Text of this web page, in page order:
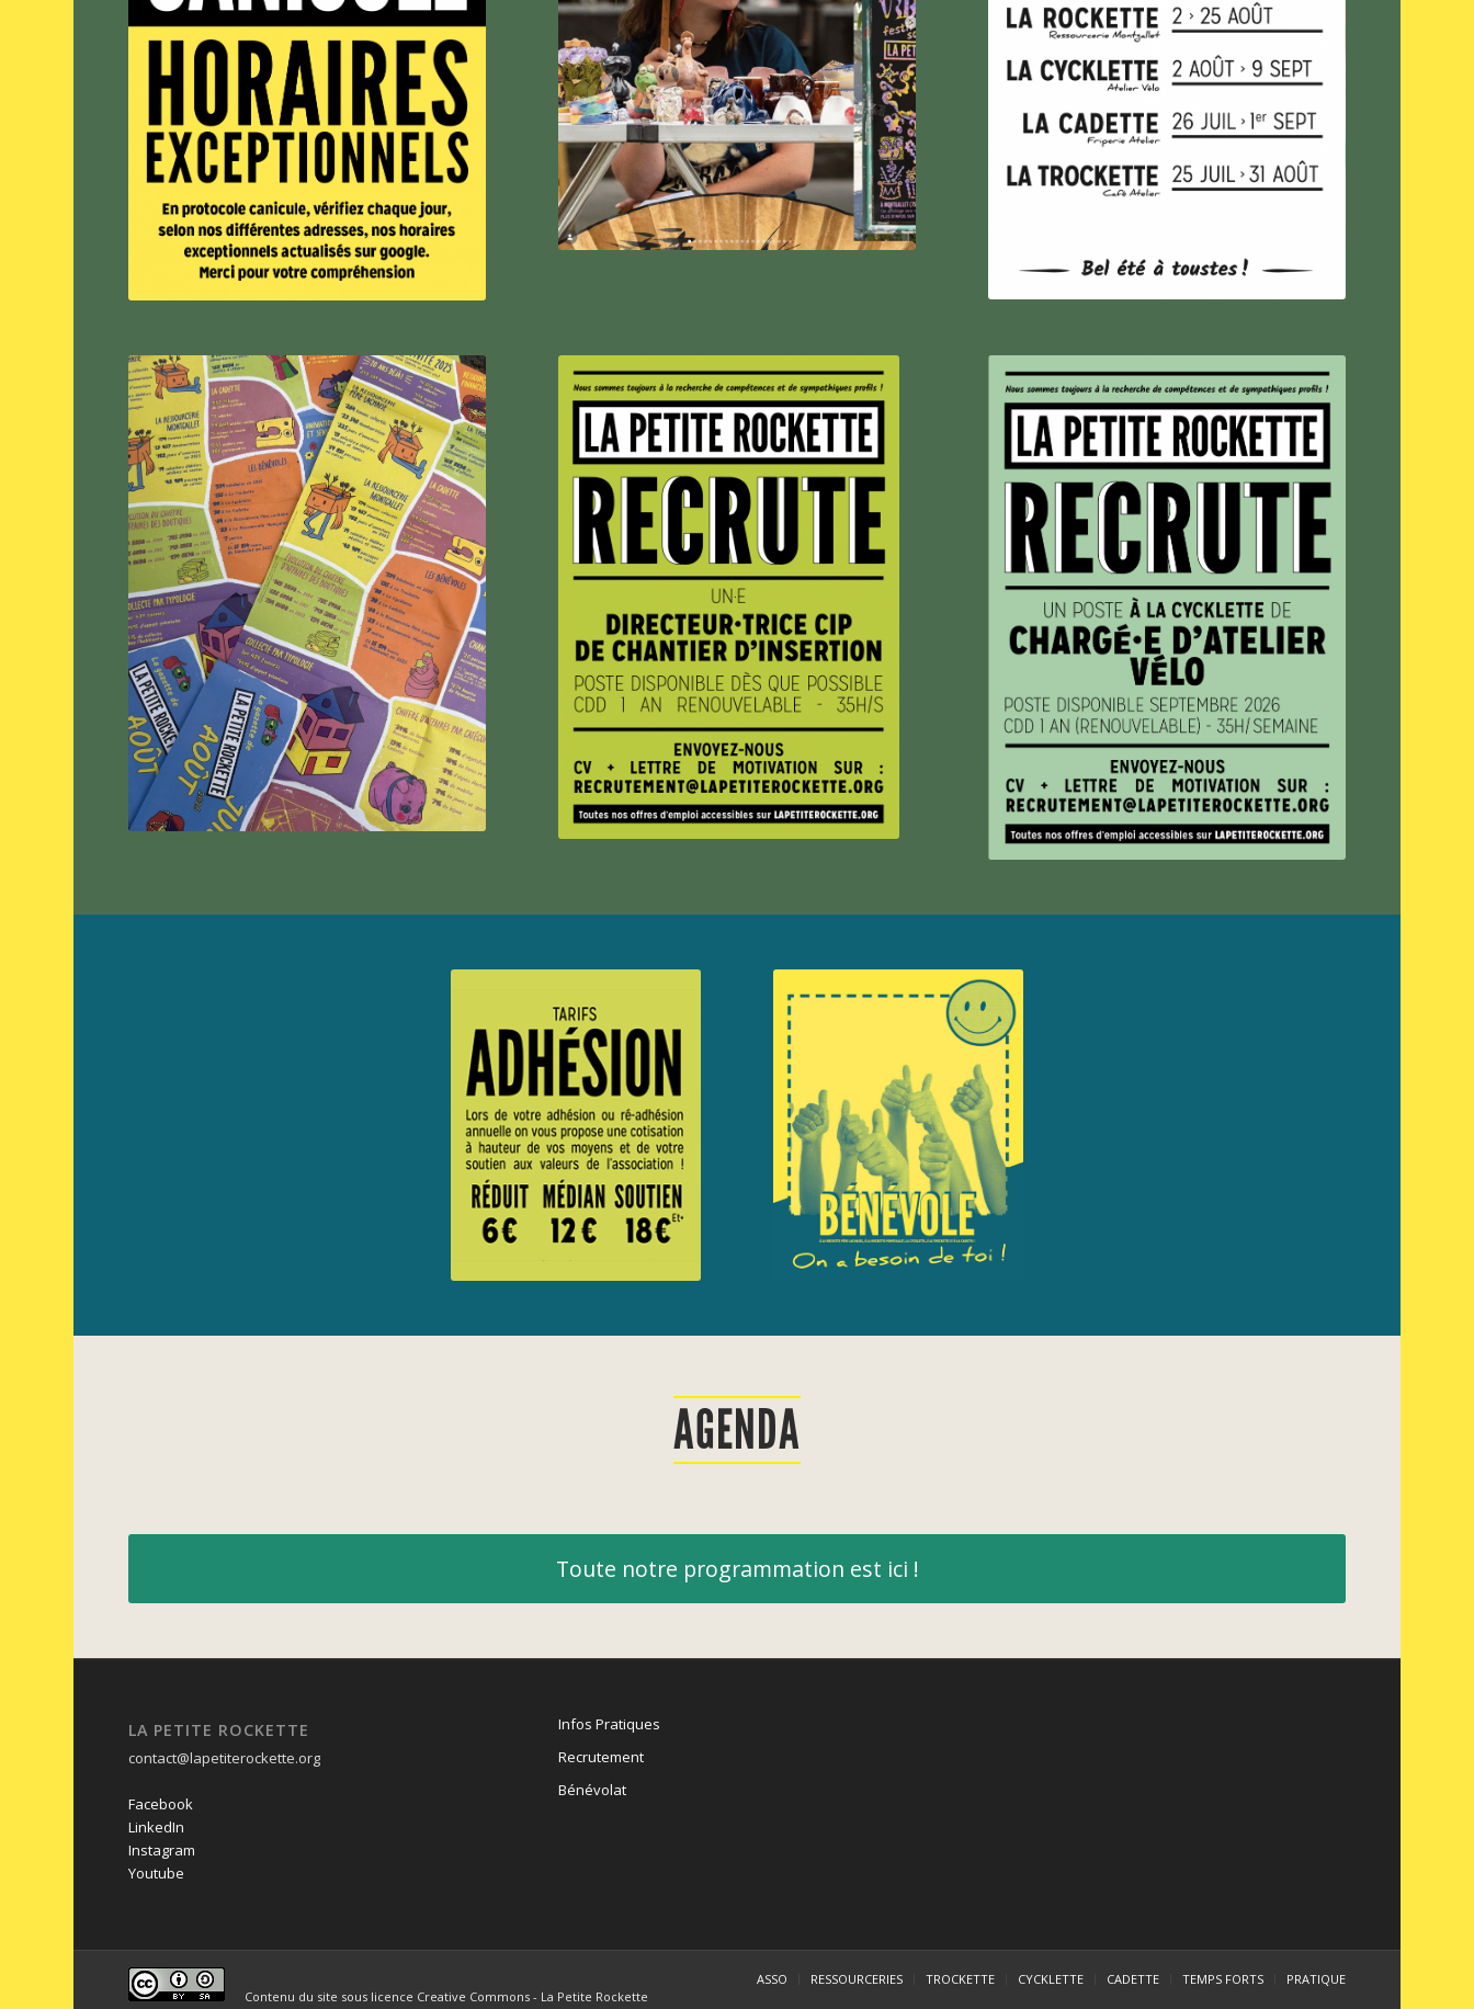
AGENDA
Toute notre programmation est ici !
LA PETITE ROCKETTE
contact@lapetiterockette.org
Facebook
LinkedIn
Instagram
Youtube
Infos Pratiques
Recrutement
Bénévolat
Contenu du site sous licence Creative Commons - La Petite Rockette
ASSO RESSOURCERIES TROCKETTE CYCKLETTE CADETTE TEMPS FORTS PRATIQUE